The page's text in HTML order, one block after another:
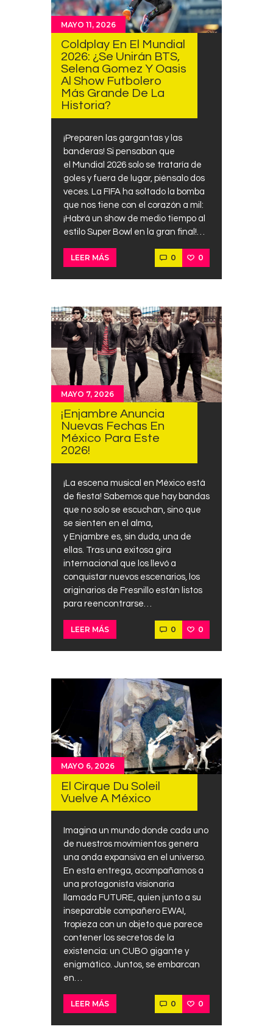
MAYO 11, 2026
Coldplay En El Mundial
2026: ¿Se Unirán BTS,
Selena Gomez Y Oasis
Al Show Futbolero
Más Grande De La
Historia?
¡Preparen las gargantas y las
banderas! Si pensaban que
el Mundial 2026 solo se trataría de
goles y fuera de lugar, piénsalo dos
veces. La FIFA ha soltado la bomba
que nos tiene con el corazón a mil:
¡Habrá un show de medio tiempo al
estilo Super Bowl en la gran final!…
LEER MÁS 0 0
MAYO 7, 2026
¡Enjambre Anuncia
Nuevas Fechas En
México Para Este
2026!
¡La escena musical en México está
de fiesta! Sabemos que hay bandas
que no solo se escuchan, sino que
se sienten en el alma,
y Enjambre es, sin duda, una de
ellas. Tras una exitosa gira
internacional que los llevó a
conquistar nuevos escenarios, los
originarios de Fresnillo están listos
para reencontrarse…
LEER MÁS 0 0
MAYO 6, 2026
El Cirque Du Soleil
Vuelve A México
Imagina un mundo donde cada uno
de nuestros movimientos genera
una onda expansiva en el universo.
En esta entrega, acompañamos a
una protagonista visionaria
llamada FUTURE, quien junto a su
inseparable compañero EWAI,
tropieza con un objeto que parece
contener los secretos de la
existencia: un CUBO gigante y
enigmático. Juntos, se embarcan
en…
LEER MÁS 0 0